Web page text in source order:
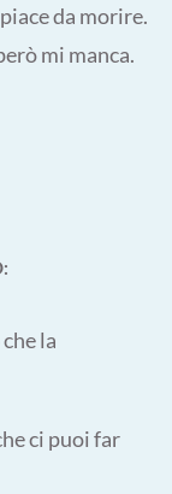
da morire.
mi manca.
la
ci puoi far